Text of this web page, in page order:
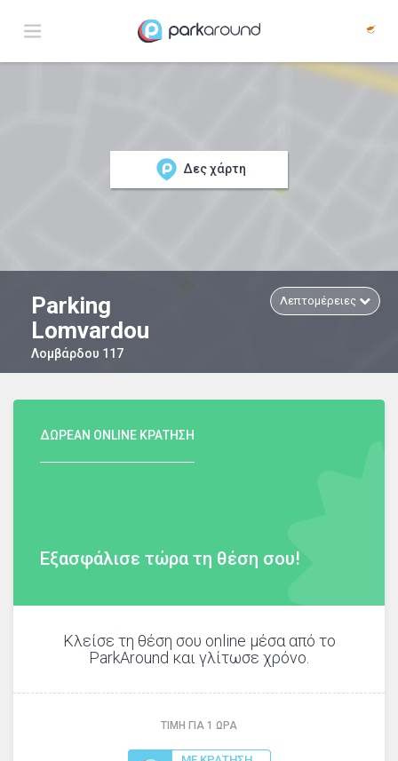
Δες χάρτη
Parking
Lomvardou
Λομβάρδου 117
Λεπτομέρειες
ΔΩΡΕΑΝ ONLINE ΚΡΑΤΗΣΗ
Εξασφάλισε τώρα τη θέση σου!
Κλείσε τη θέση σου online μέσα από το
ParkAround και γλίτωσε χρόνο.
ΤΙΜΗ ΓΙΑ 1 ΩΡΑ